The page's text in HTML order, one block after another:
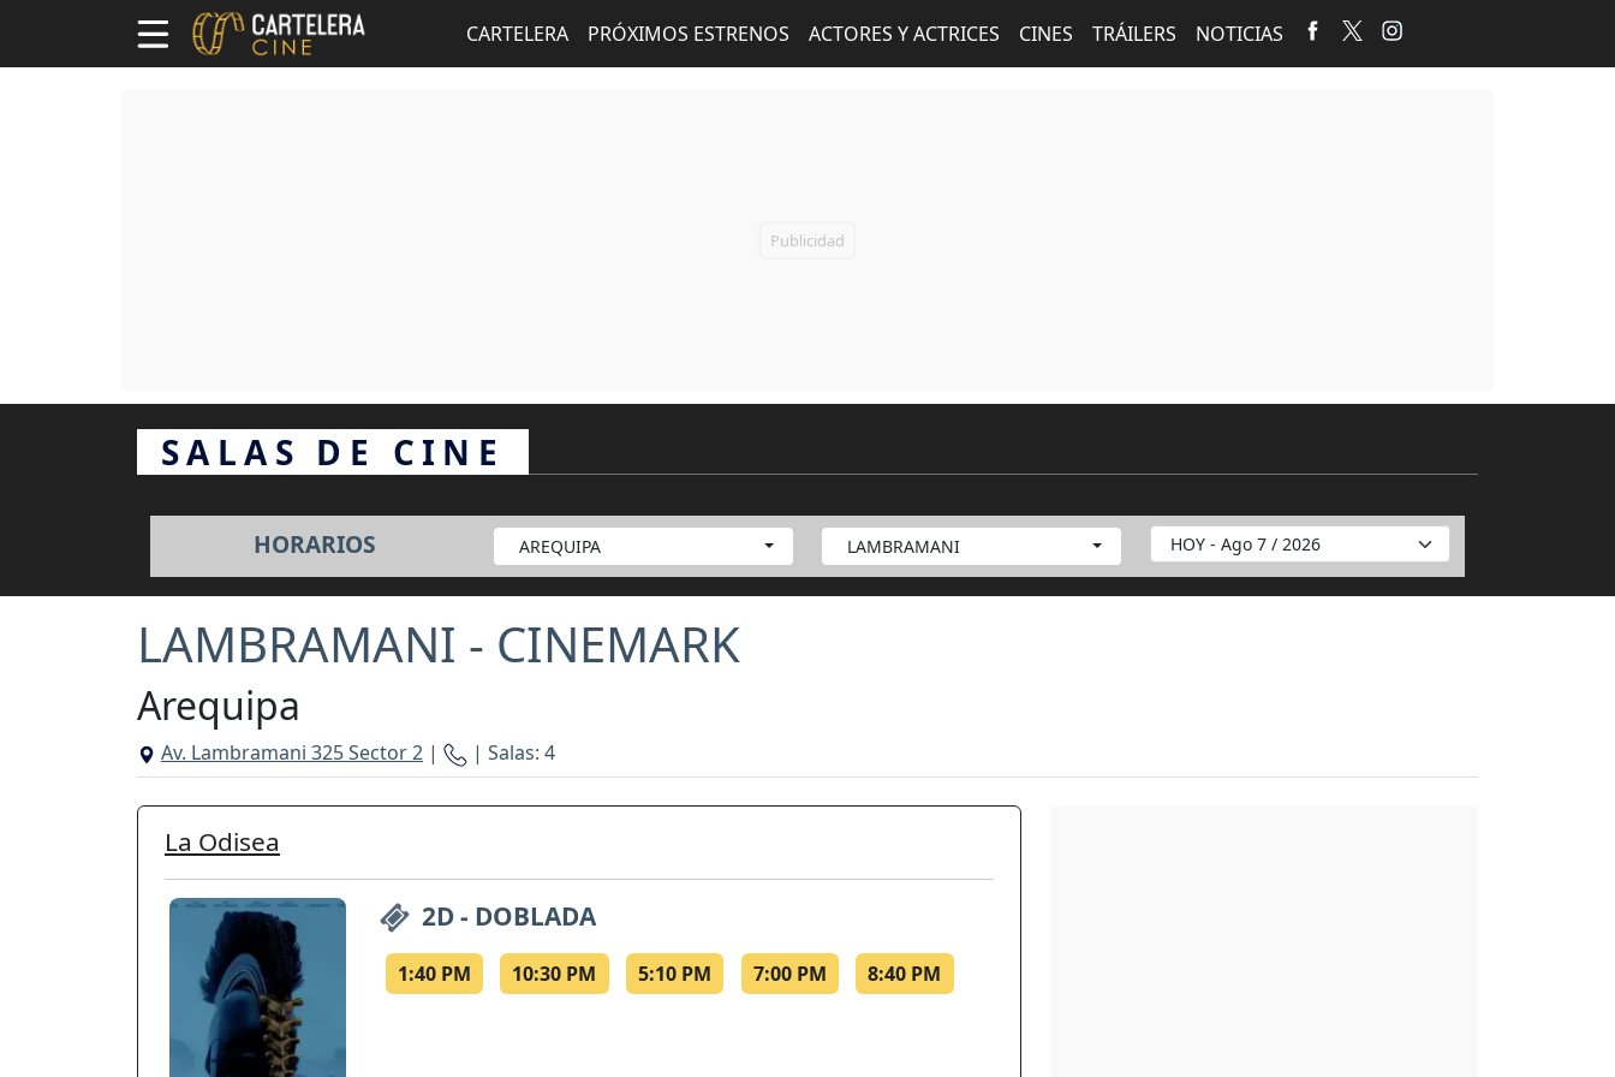
CARTELERA PRÓXIMOS ESTRENOS ACTORES Y ACTRICES CINES TRÁILERS NOTICIAS
SALAS DE CINE
HORARIOS AREQUIPA LAMBRAMANI
LAMBRAMANI - CINEMARK
Arequipa
Av. Lambramani 325 Sector 2 | | Salas: 4
La Odisea
2D - DOBLADA
1:40 PM 10:30 PM 5:10 PM 7:00 PM 8:40 PM